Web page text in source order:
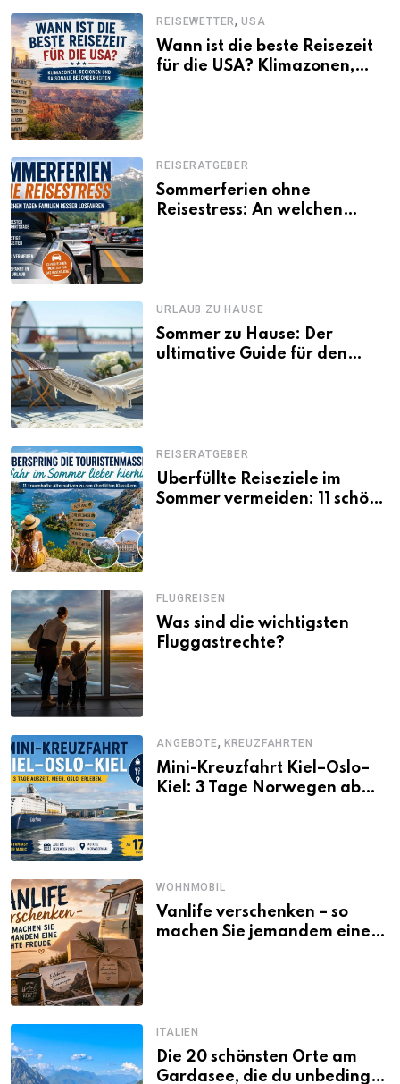
REISEWETTER,USA
Wann ist die beste Reisezeit
für die USA? Klimazonen,
REISERATGEBER
Sommerferien ohne
Reisestress: An welchen
URLAUB ZU HAUSE
Sommer zu Hause: Der
ultimative Guide für den
REISERATGEBER
Überfüllte Reiseziele im
Sommer vermeiden: 11 schöne
FLUGREISEN
Was sind die wichtigsten
Fluggastrechte?
ANGEBOTE, KREUZFAHRTEN
Mini-Kreuzfahrt Kiel–Oslo–
Kiel: 3 Tage Norwegen ab
WOHNMOBIL
Vanlife verschenken – so
machen Sie jemandem eine
ITALIEN
Die 20 schönsten Orte am
Gardasee, die du unbedingt